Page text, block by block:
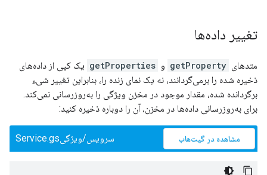
تغییر داده‌ها
متدهای getProperty و getProperties یک کپی از داده‌های
ذخیره شده را برمی‌گردانند، نه یک نمای زنده را، بنابراین تغییر شیء
برگردانده شده، مقدار موجود در مخزن ویژگی را به‌روزرسانی نمی‌کند.
برای به‌روزرسانی داده‌ها در مخزن، آن را دوباره ذخیره کنید:
سرویس/ویژگیService.gs مشاهده در گیت‌هاب